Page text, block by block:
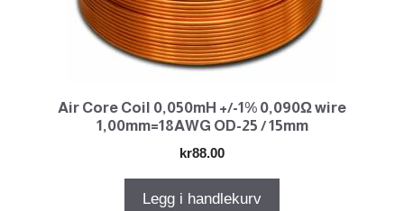
Air Core Coil 0,050mH +/-1% 0,090Ω wire
1,00mm=18AWG OD-25 / 15mm
kr88.00
Legg i handlekurv